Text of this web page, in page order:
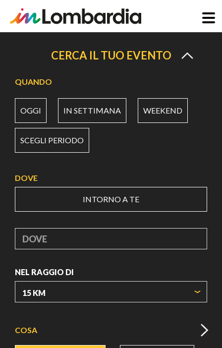
principale
CERCA IL TUO EVENTO
QUANDO
OGGI IN SETTIMANA WEEKEND
SCEGLI PERIODO
DOVE
INTORNO A TE
DOVE
NEL RAGGIO DI
COSA